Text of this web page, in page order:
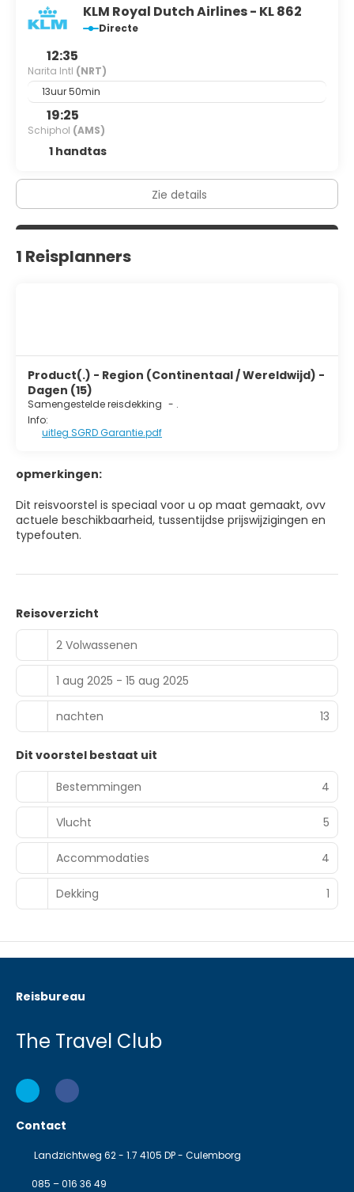
KLM Royal Dutch Airlines - KL 862
Directe
12:35
Narita Intl (NRT)
13uur 50min
19:25
Schiphol (AMS)
1 handtas
Zie details
1 Reisplanners
Product(.) - Region (Continentaal / Wereldwijd) -
Dagen (15)
Samengestelde reisdekking - .
Info:
uitleg SGRD Garantie.pdf
opmerkingen:
Dit reisvoorstel is speciaal voor u op maat gemaakt, ovv
actuele beschikbaarheid, tussentijdse prijswijzigingen en
typefouten.
Reisoverzicht
2 Volwassenen
1 aug 2025 - 15 aug 2025
nachten 13
Dit voorstel bestaat uit
Bestemmingen
4
Vlucht 5
Accommodaties 4
Dekking 1
Reisbureau
The Travel Club
Contact
Landzichtweg 62 - 1.7 4105 DP - Culemborg
085 – 016 36 49